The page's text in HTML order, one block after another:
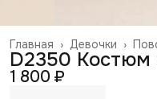
Девочки ›
Главная ›
D2350 Костюм
1 800 ₽